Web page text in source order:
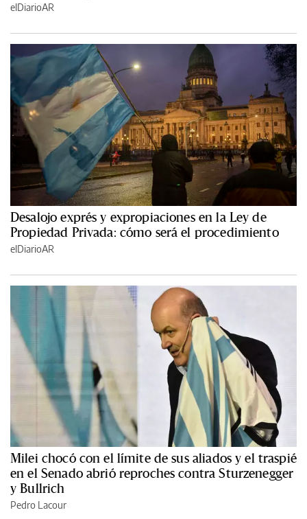
elDiarioAR
Desalojo exprés y expropiaciones en la Ley de
Propiedad Privada: cómo será el procedimiento
elDiarioAR
Milei chocó con el límite de sus aliados y el traspié
en el Senado abrió reproches contra Sturzenegger
y Bullrich
Pedro Lacour